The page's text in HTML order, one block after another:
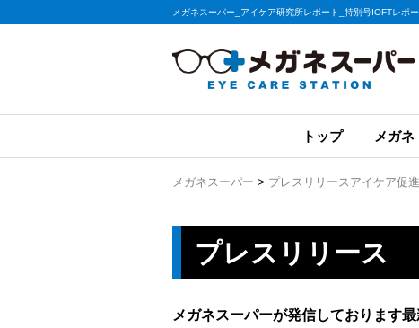
メガネスーパー_アイケア研究所レポート_特別号IOFTレポ
トップ メガネ
メガネスーパー > プレスリリース アイケア促
プレスリリース
メガネスーパーが発信しております